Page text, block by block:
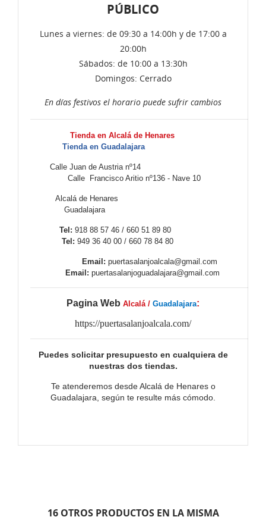
PÚBLICO
Lunes a viernes: de 09:30 a 14:00h y de 17:00 a
20:00h
Sábados: de 10:00 a 13:30h
Domingos: Cerrado
En días festivos el horario puede sufrir cambios
Tienda en Alcalá de Henares
Tienda en Guadalajara
Calle Juan de Austria nº14
Calle Francisco Aritio nº136 - Nave 10
Alcalá de Henares
Guadalajara
Tel: 918 88 57 46 / 660 51 89 80
Tel: 949 36 40 00 / 660 78 84 80
Email: puertasalanjoalcala@gmail.com
Email: puertasalanjoguadalajara@gmail.com
Pagina Web Alcalá / Guadalajara:
https://puertasalanjoalcala.com/
Puedes solicitar presupuesto en cualquiera de
nuestras dos tiendas.
Te atenderemos desde Alcalá de Henares o
Guadalajara, según te resulte más cómodo.
16 OTROS PRODUCTOS EN LA MISMA